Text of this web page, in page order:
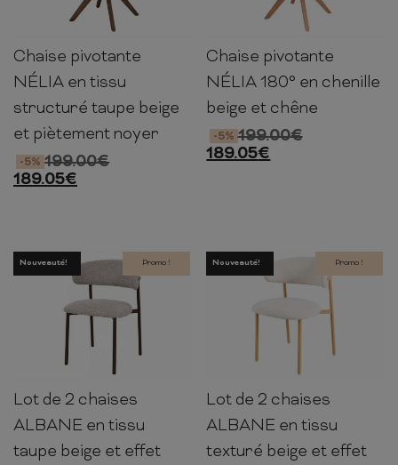
83cm 59cm
Chaise pivotante
NÉLIA en tissu
structuré taupe beige
et piètement noyer
199.00€
-5%
189.05€
83cm 59cm
Chaise pivotante
NÉLIA 180° en chenille
beige et chêne
199.00€
-5%
189.05€
Nouveauté! Promo !
80cm 56cm
Lot de 2 chaises
ALBANE en tissu
taupe beige et effet
Nouveauté! Promo !
80cm 56cm
Lot de 2 chaises
ALBANE en tissu
texturé beige et effet